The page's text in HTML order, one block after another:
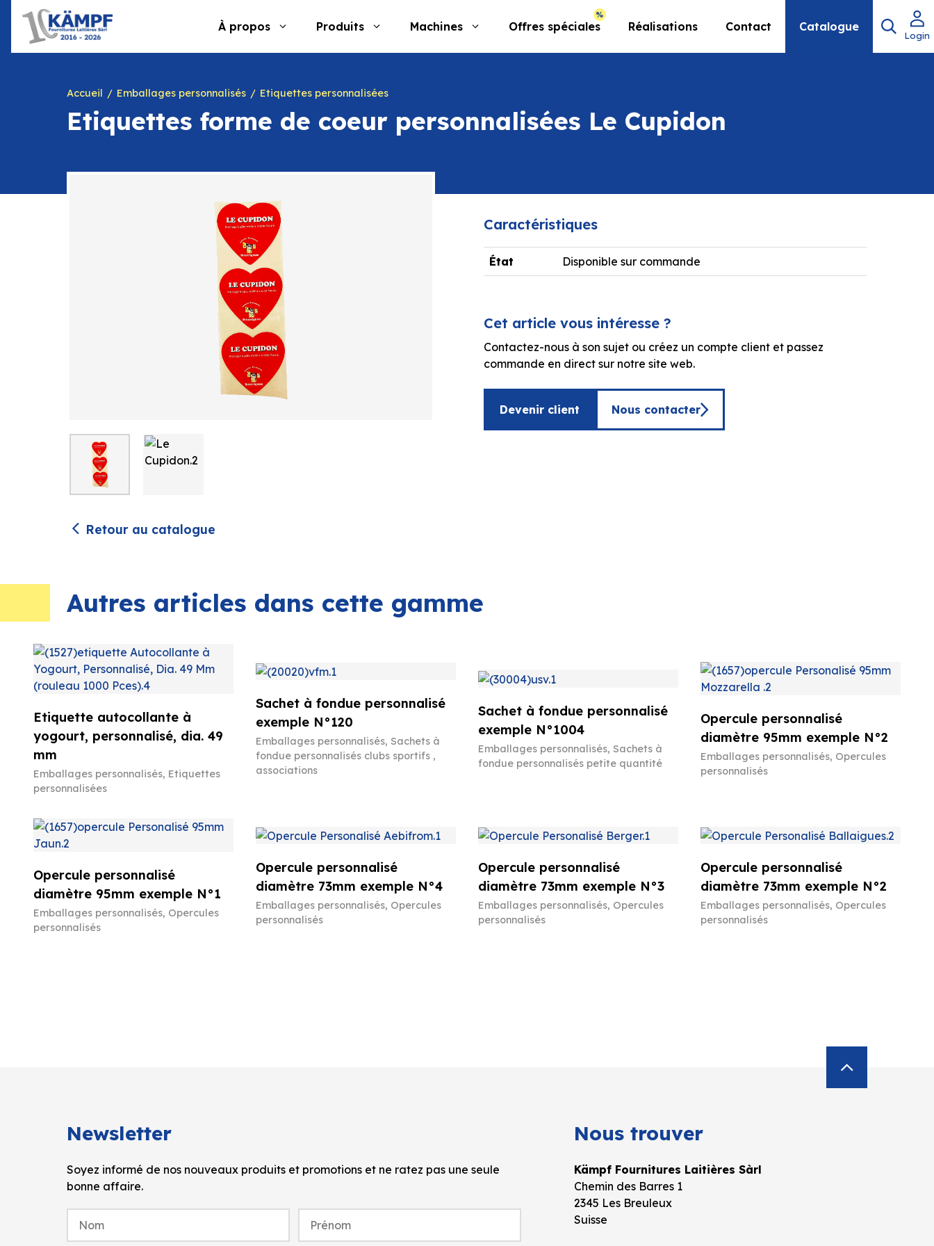
contenu
À propos Produits Machines Offres spéciales Réalisations Contact Catalogue
Login
Accueil Emballages personnalisés Etiquettes personnalisées
Etiquettes forme de coeur personnalisées Le Cupidon
Retour au catalogue
Caractéristiques
État Disponible sur commande
Cet article vous intéresse ?
Contactez-nous à son sujet ou créez un compte client et passez
commande en direct sur notre site web.
Devenir client Nous contacter
Autres articles dans cette gamme
Etiquette autocollante à
yogourt, personnalisé, dia. 49
mm
Emballages personnalisés, Etiquettes
personnalisées
Sachet à fondue personnalisé
exemple N°120
Emballages personnalisés, Sachets à
fondue personnalisés clubs sportifs ,
associations
Sachet à fondue personnalisé
exemple N°1004
Emballages personnalisés, Sachets à
fondue personnalisés petite quantité
Opercule personnalisé
diamètre 95mm exemple N°2
Emballages personnalisés, Opercules
personnalisés
Opercule personnalisé
diamètre 95mm exemple N°1
Emballages personnalisés, Opercules
personnalisés
Opercule personnalisé
diamètre 73mm exemple N°4
Emballages personnalisés, Opercules
personnalisés
Opercule personnalisé
diamètre 73mm exemple N°3
Emballages personnalisés, Opercules
personnalisés
Opercule personnalisé
diamètre 73mm exemple N°2
Emballages personnalisés, Opercules
personnalisés
Newsletter
Soyez informé de nos nouveaux produits et promotions et ne ratez pas une seule
bonne affaire.
Nous trouver
Kämpf Fournitures Laitières Sàrl
Chemin des Barres 1
2345 Les Breuleux
Suisse